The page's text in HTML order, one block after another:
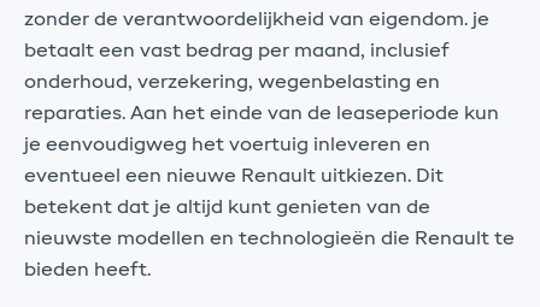
zonder de verantwoordelijkheid van eigendom. je
betaalt een vast bedrag per maand, inclusief
onderhoud, verzekering, wegenbelasting en
reparaties. Aan het einde van de leaseperiode kun
je eenvoudigweg het voertuig inleveren en
eventueel een nieuwe Renault uitkiezen. Dit
betekent dat je altijd kunt genieten van de
nieuwste modellen en technologieën die Renault te
bieden heeft.